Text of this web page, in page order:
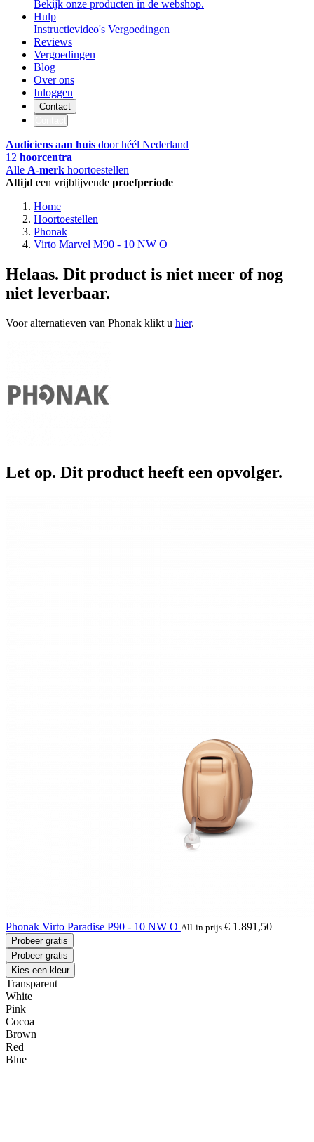
Bekijk onze producten in de webshop.
Hulp
Instructievideo's Vergoedingen
Reviews
Vergoedingen
Blog
Over ons
Inloggen
Contact
Audiciens aan huis door héél Nederland
12 hoorcentra
Alle A-merk hoortoestellen
Altijd een vrijblijvende proefperiode
Home
Hoortoestellen
Phonak
Virto Marvel M90 - 10 NW O
Helaas. Dit product is niet meer of nog
niet leverbaar.
Voor alternatieven van Phonak klikt u hier.
Let op. Dit product heeft een opvolger.
Phonak Virto Paradise P90 - 10 NW O All-in prijs € 1.891,50
Probeer gratis
Probeer gratis
Kies een kleur
Transparent
White
Pink
Cocoa
Brown
Red
Blue